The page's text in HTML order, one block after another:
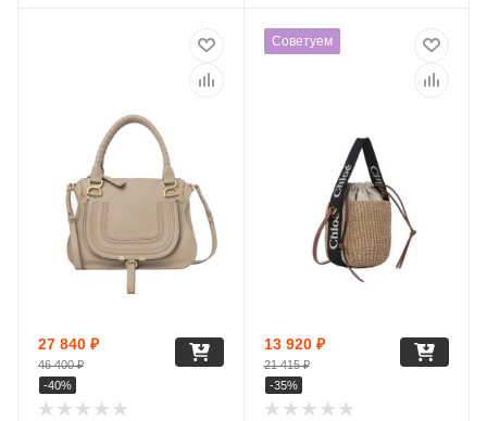
27 840 ₽
46 400₽
-40%
Советуем
13 920₽
21 415₽
-35%